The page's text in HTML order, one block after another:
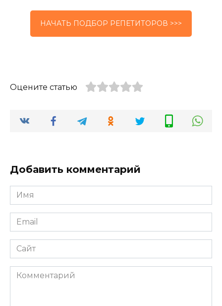
НАЧАТЬ ПОДБОР РЕПЕТИТОРОВ >>>
Оцените статью
Добавить комментарий
Имя
*
Email
*
Сайт
Комментарий